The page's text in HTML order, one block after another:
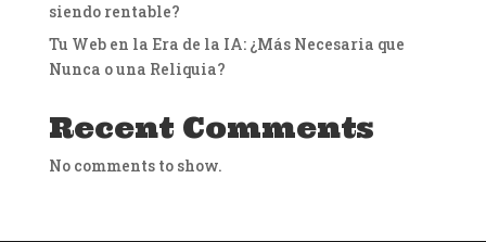
siendo rentable?
Tu Web en la Era de la IA: ¿Más Necesaria que
Nunca o una Reliquia?
Recent Comments
No comments to show.